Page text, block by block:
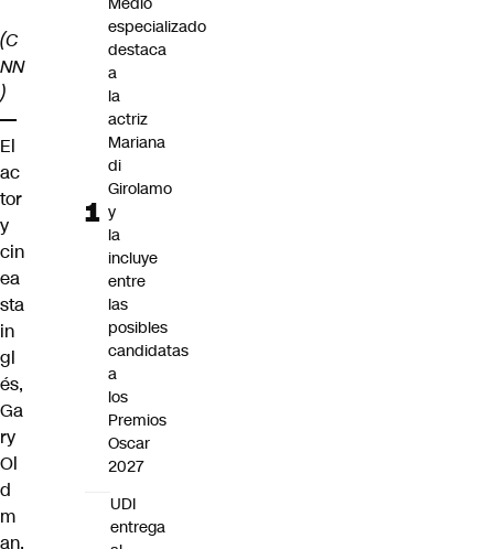
(C
NN
)
—
El
ac
tor
y
cin
ea
sta
in
gl
és,
Ga
ry
Ol
d
m
an,
especializado
destaca
a
la
actriz
Mariana
di
Girolamo
y
la
incluye
entre
las
posibles
candidatas
a
los
Premios
Oscar
2027
UDI
entrega